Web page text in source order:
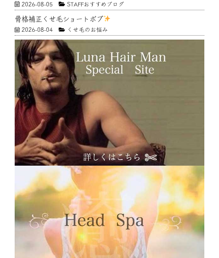
2026-08-05 STAFFおすすめブログ
骨格補正くせ毛ショートボブ
2026-08-04 くせ毛のお悩み